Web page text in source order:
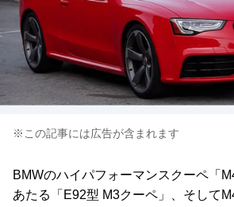
※この記事には広告が含まれます
BMWのハイパフォーマンスクーペ「
あたる「E92型 M3クーペ」、そして